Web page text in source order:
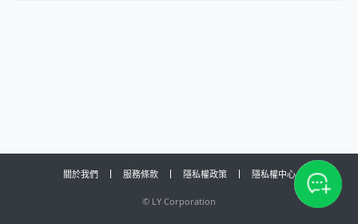
關於我們 服務條款 隱私權政策 隱私權中心
© LY Corporation